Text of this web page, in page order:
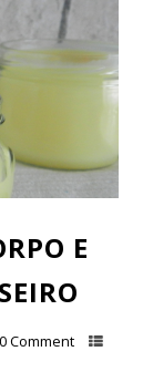
E
0 Comment